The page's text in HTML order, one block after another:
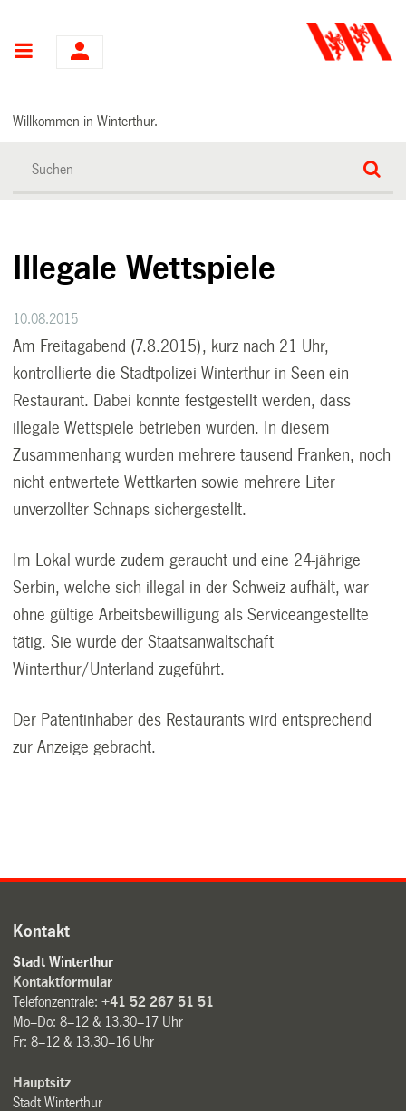
Hauptnavigation
Willkommen in Winterthur.
Illegale Wettspiele
10.08.2015
Am Freitagabend (7.8.2015), kurz nach 21 Uhr,
kontrollierte die Stadtpolizei Winterthur in Seen ein
Restaurant. Dabei konnte festgestellt werden, dass
illegale Wettspiele betrieben wurden. In diesem
Zusammenhang wurden mehrere tausend Franken, noch
nicht entwertete Wettkarten sowie mehrere Liter
unverzollter Schnaps sichergestellt.
Im Lokal wurde zudem geraucht und eine 24-jährige
Serbin, welche sich illegal in der Schweiz aufhält, war
ohne gültige Arbeitsbewilligung als Serviceangestellte
tätig. Sie wurde der Staatsanwaltschaft
Winterthur/Unterland zugeführt.
Der Patentinhaber des Restaurants wird entsprechend
zur Anzeige gebracht.
Kontakt
Stadt Winterthur
Kontaktformular
Telefonzentrale:+41 52 267 51 51
Mo–Do: 8–12 & 13.30–17 Uhr
Fr: 8–12 & 13.30–16 Uhr
Hauptsitz
Stadt Winterthur